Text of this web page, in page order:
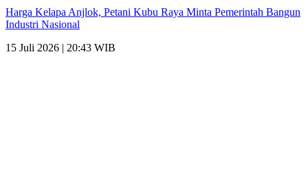
Harga Kelapa Anjlok, Petani Kubu Raya Minta Pemerintah Bangun
Industri Nasional
15 Juli 2026 | 20:43 WIB